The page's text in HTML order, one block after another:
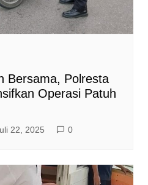
Bersama, Polresta
Operasi Patuh
22, 2025 0